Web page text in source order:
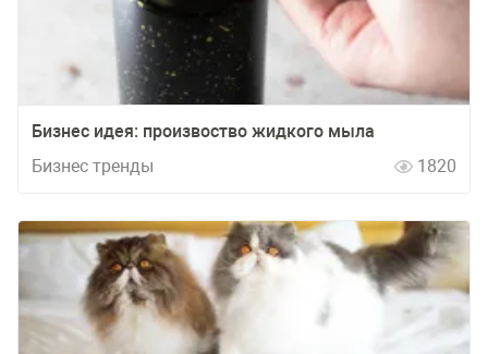
Бизнес идея: произвоство жидкого мыла
Бизнес тренды
1820